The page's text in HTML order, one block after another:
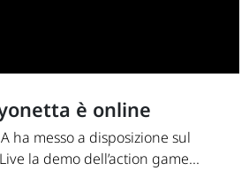
è online
ha messo a disposizione sul
la demo dell’action game...